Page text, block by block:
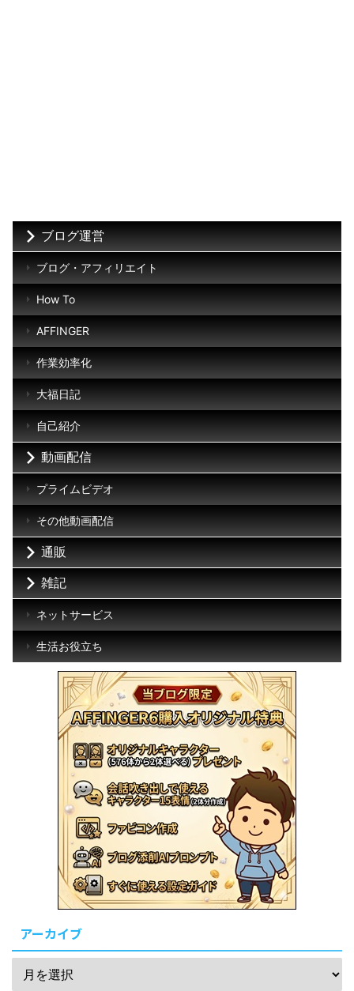
ブログ運営
ブログ・アフィリエイト
How To
AFFINGER
作業効率化
大福日記
自己紹介
動画配信
プライムビデオ
その他動画配信
通販
雑記
ネットサービス
生活お役立ち
アーカイブ